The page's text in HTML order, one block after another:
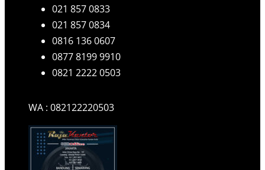
021 857 0833
021 857 0834
0816 136 0607
0877 8199 9910
0821 2222 0503
WA : 082122220503